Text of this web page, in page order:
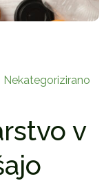
Nekategorizirano
v